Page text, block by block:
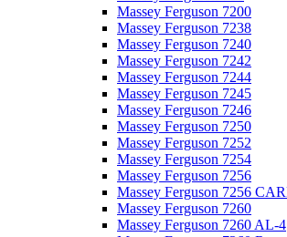
Massey Ferguson 7200
Massey Ferguson 7238
Massey Ferguson 7240
Massey Ferguson 7242
Massey Ferguson 7244
Massey Ferguson 7245
Massey Ferguson 7246
Massey Ferguson 7250
Massey Ferguson 7252
Massey Ferguson 7254
Massey Ferguson 7256
Massey Ferguson 7256
Massey Ferguson 7260
Massey Ferguson 7260 AL-4